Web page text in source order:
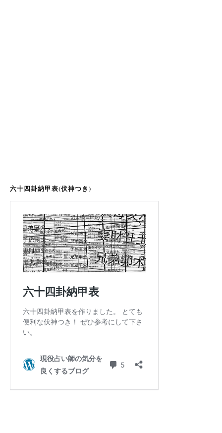
六十四卦納甲表(伏神つき)